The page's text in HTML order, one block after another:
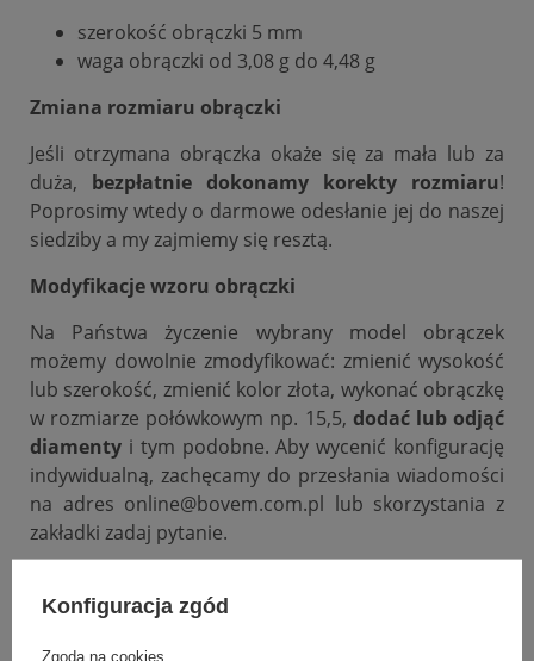
szerokość obrączki 5 mm
waga obrączki od 3,08 g do 4,48 g
Zmiana rozmiaru obrączki
Jeśli otrzymana obrączka okaże się za mała lub za
duża, bezpłatnie dokonamy korekty rozmiaru!
Poprosimy wtedy o darmowe odesłanie jej do naszej
siedziby a my zajmiemy się resztą.
Modyfikacje wzoru obrączki
Na Państwa życzenie wybrany model obrączek
możemy dowolnie zmodyfikować: zmienić wysokość
lub szerokość, zmienić kolor złota, wykonać obrączkę
w rozmiarze połówkowym np. 15,5, dodać lub odjąć
diamenty i tym podobne. Aby wycenić konfigurację
indywidualną, zachęcamy do przesłania wiadomości
na adres online@bovem.com.pl lub skorzystania z
zakładki zadaj pytanie.
Konfiguracja zgód
Zgoda na cookies